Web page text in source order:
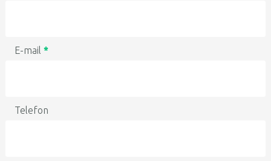
E-mail *
Telefon